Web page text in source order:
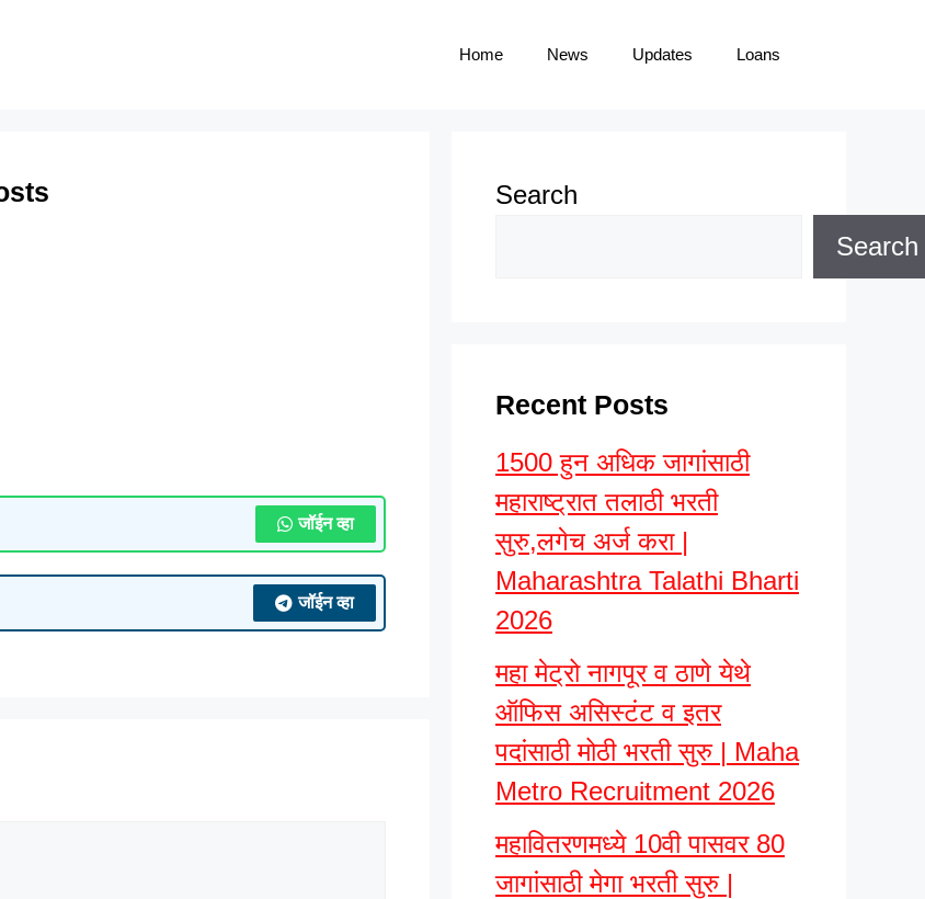
Home News Updates Loans
जॉईन व्हा
जॉईन व्हा
Search
Search
Recent Posts
1500 हुन अधिक जागांसाठी
महाराष्ट्रात तलाठी भरती
सुरु,लगेच अर्ज करा |
Maharashtra Talathi Bharti
2026
महा मेट्रो नागपूर व ठाणे येथे
ऑफिस असिस्टंट व इतर
पदांसाठी मोठी भरती सुरु | Maha
Metro Recruitment 2026
महावितरणमध्ये 10वी पासवर 80
जागांसाठी मेगा भरती सुरु |